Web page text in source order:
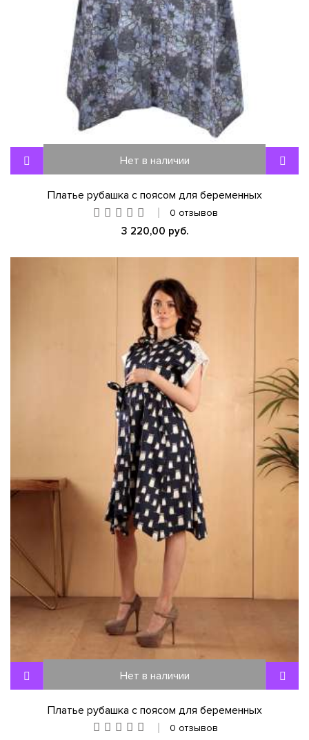
Нет в наличии
Платье рубашка с поясом для беременных
0 отзывов
3 220,00 руб.
Нет в наличии
Платье рубашка с поясом для беременных
0 отзывов